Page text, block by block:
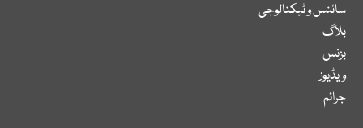
سائنس و ٹیکنالوجی
بلاگ
بزنس
ویڈیوز
جرائم